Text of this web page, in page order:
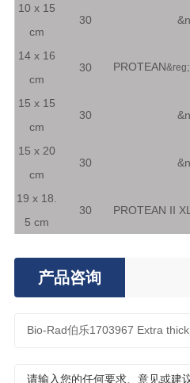
10 x 15
cm
30
14 x 16
cm
30 PROTEAN&reg;
15 x 15
cm
30
15 x 20
cm
30
19 x 18.
5 cm
30 PROTEAN II
产品咨询